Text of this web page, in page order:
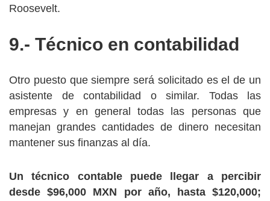
Roosevelt.
9.- Técnico en contabilidad
Otro puesto que siempre será solicitado es el de un
asistente de contabilidad o similar. Todas las
empresas y en general todas las personas que
manejan grandes cantidades de dinero necesitan
mantener sus finanzas al día.
Un técnico contable puede llegar a percibir
desde $96,000 MXN por año, hasta $120,000;